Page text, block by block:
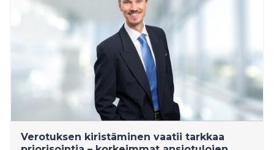
Verotuksen kiristäminen vaatii tarkkaa